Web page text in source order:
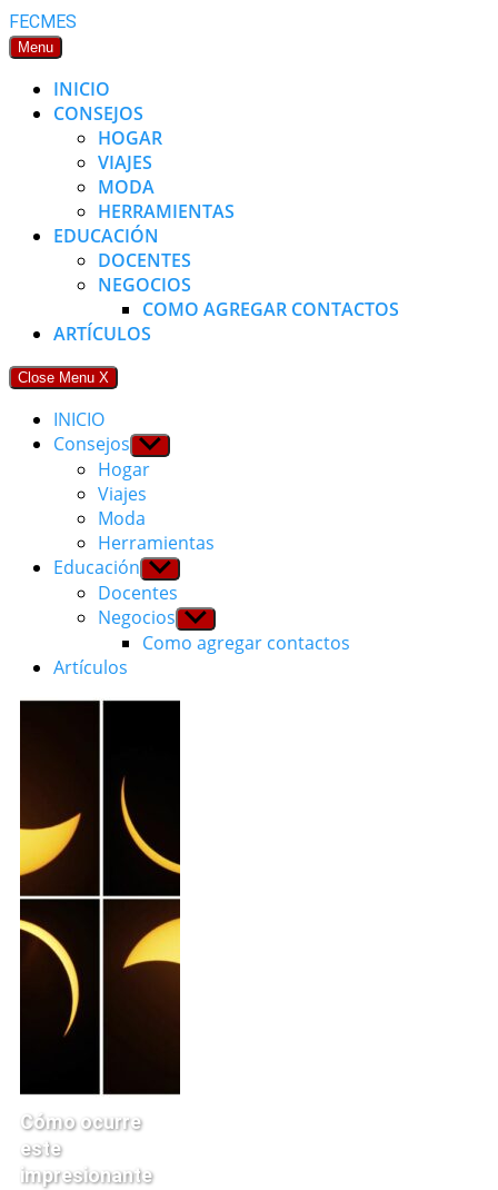
Skip
to
FECMES
Menu
INICIO
CONSEJOS
HOGAR
VIAJES
MODA
HERRAMIENTAS
EDUCACIÓN
DOCENTES
NEGOCIOS
COMO AGREGAR CONTACTOS
ARTÍCULOS
Close Menu X
INICIO
Consejos Show
sub
menu
Hogar
Viajes
Moda
Herramientas
Educación Show
sub
menu
Docentes
Negocios Show
sub
menu
Como agregar contactos
Artículos
Cómo ocurre
este
impresionante